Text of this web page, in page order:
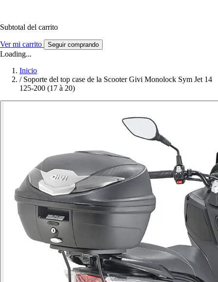
Subtotal del carrito
Ver mi carrito Seguir comprando
Loading...
Inicio
/ Soporte del top case de la Scooter Givi Monolock Sym Jet 14
125-200 (17 à 20)